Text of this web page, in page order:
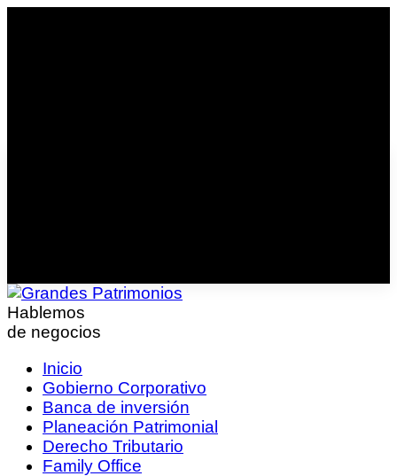
Hablemos
de negocios
Inicio
Gobierno Corporativo
Banca de inversión
Planeación Patrimonial
Derecho Tributario
Family Office